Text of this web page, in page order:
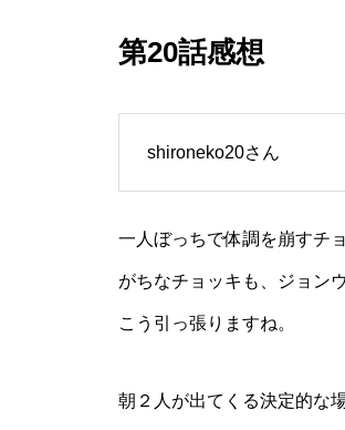
第20話感想
shironeko20さん
一人ぼっちで体調を崩すチ
がちなチョッキも、ジョン
こう引っ張りますね。
朝２人が出てくる決定的な